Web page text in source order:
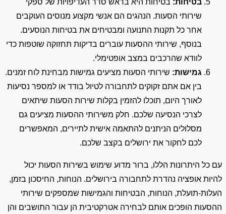
בטיחות: בטיחות היא בראש סדר העדיפויות של ספקי
שירותי הסעות. הנהגים הם אנשי מקצוע מנוסים העוקבים
אחר כל תקנות התנועה ומבטיחים את בטיחות הנוסעים.
בנוסף, שירותי ההסעות עוברים בדיקות תחזוקה שוטפות כדי
לוודא שהרכבים במצב אופטימלי.
גמישות: שירותי הסעות מציעים גמישות מבחינת לוח זמנים.
בין אם אתם זקוקים לתחבורה לטיול בודד או למספר נסיעות
לאורך היום, תוכלו להזמין בקלות שירות הסעות שיתאים
לצרכי הנסיעה שלכם. חלק משירותי ההסעות מציעים גם
מסלולים הניתנים להתאמה אישית לתיירים, המאפשרים
לכם לחקור את ירושלים בקצב שלכם.
עם כל היתרונות הללו, ברור מדוע שימוש בשירות הסעות יכול
להיות אופציה נהדרת לתחבורה בירושלים. הנוחות, החיסכון בזמן,
העלות-תועלת, הנוחות, הבטיחות והגמישות שמספקים שירותי
ההסעות הופכים אותם לבחירה אטרקטיבית הן עבור התושבים והן